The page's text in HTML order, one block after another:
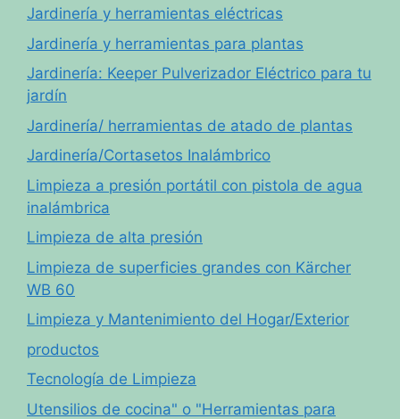
Jardinería y herramientas eléctricas
Jardinería y herramientas para plantas
Jardinería: Keeper Pulverizador Eléctrico para tu
jardín
Jardinería/ herramientas de atado de plantas
Jardinería/Cortasetos Inalámbrico
Limpieza a presión portátil con pistola de agua
inalámbrica
Limpieza de alta presión
Limpieza de superficies grandes con Kärcher
WB 60
Limpieza y Mantenimiento del Hogar/Exterior
productos
Tecnología de Limpieza
Utensilios de cocina" o "Herramientas para